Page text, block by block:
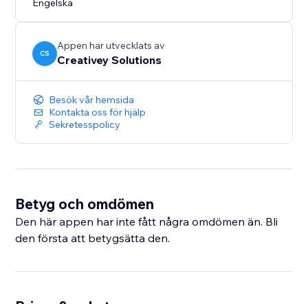
Engelska
CS
Appen har utvecklats av
Creativey Solutions
Besök vår hemsida
Kontakta oss för hjälp
Sekretesspolicy
Betyg och omdömen
Den här appen har inte fått några omdömen än. Bli
den första att betygsätta den.